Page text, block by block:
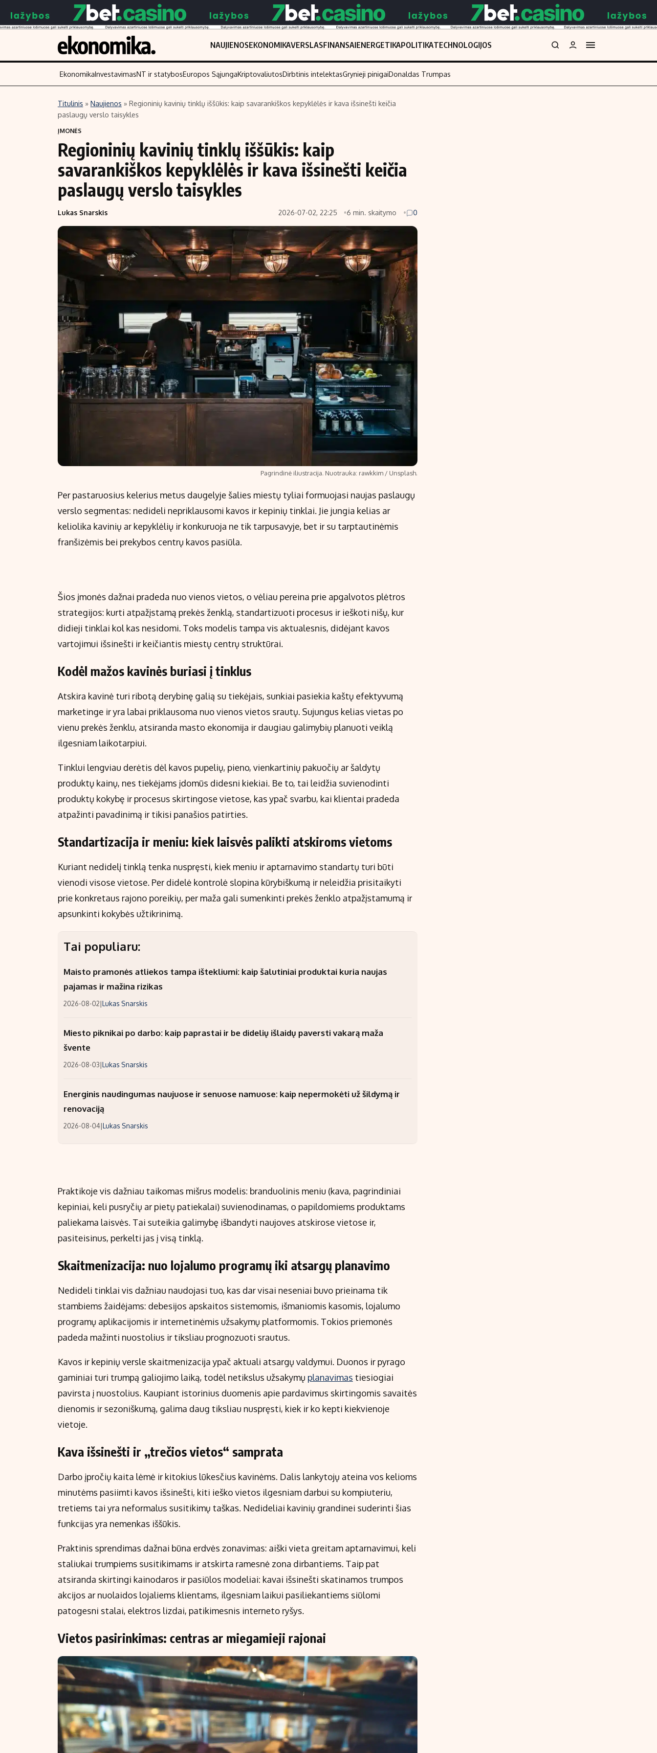
NAUJIENOSEKONOMIKAVERSLASFINANSAIENERGETIKAPOLITIKATECHNOLOGIJOS
Turinys
Naujienos
Aplinka
Verslas
Ekonomika
Politika
NT ir statybos
Įmonės
Žemės ūkis
Technologijos
Laisvalaikis
Akcijų rinka
Saulės elektrinės
Migracija
Indėlių skaičiuoklė
EkonomikaInvestavimasNT ir statybosEuropos SąjungaKriptovaliutosDirbtinis intelektasGrynieji pinigaiDonaldas Trumpas
Titulinis » Naujienos » Regioninių kavinių tinklų iššūkis: kaip savarankiškos kepyklėlės ir kava išsinešti keičia
paslaugų verslo taisykles
ĮMONĖS
Regioninių kavinių tinklų iššūkis: kaip
savarankiškos kepyklėlės ir kava išsinešti keičia
paslaugų verslo taisykles
Lukas Snarskis 2026-07-02, 22:25 6 min. skaitymo 0
Pagrindinė iliustracija. Nuotrauka: rawkkim / Unsplash.
Per pastaruosius kelerius metus daugelyje šalies miestų tyliai formuojasi naujas paslaugų
verslo segmentas: nedideli nepriklausomi kavos ir kepinių tinklai. Jie jungia kelias ar
keliolika kavinių ar kepyklėlių ir konkuruoja ne tik tarpusavyje, bet ir su tarptautinėmis
franšizėmis bei prekybos centrų kavos pasiūla.
Šios įmonės dažnai pradeda nuo vienos vietos, o vėliau pereina prie apgalvotos plėtros
strategijos: kurti atpažįstamą prekės ženklą, standartizuoti procesus ir ieškoti nišų, kur
didieji tinklai kol kas nesidomi. Toks modelis tampa vis aktualesnis, didėjant kavos
vartojimui išsinešti ir keičiantis miestų centrų struktūrai.
Kodėl mažos kavinės buriasi į tinklus
Atskira kavinė turi ribotą derybinę galią su tiekėjais, sunkiai pasiekia kaštų efektyvumą
marketinge ir yra labai priklausoma nuo vienos vietos srautų. Sujungus kelias vietas po
vienu prekės ženklu, atsiranda masto ekonomija ir daugiau galimybių planuoti veiklą
ilgesniam laikotarpiui.
Tinklui lengviau derėtis dėl kavos pupelių, pieno, vienkartinių pakuočių ar šaldytų
produktų kainų, nes tiekėjams įdomūs didesni kiekiai. Be to, tai leidžia suvienodinti
produktų kokybę ir procesus skirtingose vietose, kas ypač svarbu, kai klientai pradeda
atpažinti pavadinimą ir tikisi panašios patirties.
Standartizacija ir meniu: kiek laisvės palikti atskiroms vietoms
Kuriant nedidelį tinklą tenka nuspręsti, kiek meniu ir aptarnavimo standartų turi būti
vienodi visose vietose. Per didelė kontrolė slopina kūrybiškumą ir neleidžia prisitaikyti
prie konkretaus rajono poreikių, per maža gali sumenkinti prekės ženklo atpažįstamumą ir
apsunkinti kokybės užtikrinimą.
Tai populiaru:
Maisto pramonės atliekos tampa ištekliumi: kaip šalutiniai produktai kuria naujas
pajamas ir mažina rizikas
2026-08-02|Lukas Snarskis
Miesto piknikai po darbo: kaip paprastai ir be didelių išlaidų paversti vakarą maža
švente
2026-08-03|Lukas Snarskis
Energinis naudingumas naujuose ir senuose namuose: kaip nepermokėti už šildymą ir
renovaciją
2026-08-04|Lukas Snarskis
Praktikoje vis dažniau taikomas mišrus modelis: branduolinis meniu (kava, pagrindiniai
kepiniai, keli pusryčių ar pietų patiekalai) suvienodinamas, o papildomiems produktams
paliekama laisvės. Tai suteikia galimybę išbandyti naujoves atskirose vietose ir,
pasiteisinus, perkelti jas į visą tinklą.
Skaitmenizacija: nuo lojalumo programų iki atsargų planavimo
Nedideli tinklai vis dažniau naudojasi tuo, kas dar visai neseniai buvo prieinama tik
stambiems žaidėjams: debesijos apskaitos sistemomis, išmaniomis kasomis, lojalumo
programų aplikacijomis ir internetinėmis užsakymų platformomis. Tokios priemonės
padeda mažinti nuostolius ir tiksliau prognozuoti srautus.
Kavos ir kepinių versle skaitmenizacija ypač aktuali atsargų valdymui. Duonos ir pyrago
gaminiai turi trumpą galiojimo laiką, todėl netikslus užsakymų planavimas tiesiogiai
pavirsta į nuostolius. Kaupiant istorinius duomenis apie pardavimus skirtingomis savaitės
dienomis ir sezoniškumą, galima daug tiksliau nuspręsti, kiek ir ko kepti kiekvienoje
vietoje.
Kava išsinešti ir „trečios vietos“ samprata
Darbo įpročių kaita lėmė ir kitokius lūkesčius kavinėms. Dalis lankytojų ateina vos kelioms
minutėms pasiimti kavos išsinešti, kiti ieško vietos ilgesniam darbui su kompiuteriu,
tretiems tai yra neformalus susitikimų taškas. Nedideliai kavinių grandinei suderinti šias
funkcijas yra nemenkas iššūkis.
Praktinis sprendimas dažnai būna erdvės zonavimas: aiški vieta greitam aptarnavimui, keli
staliukai trumpiems susitikimams ir atskirta ramesnė zona dirbantiems. Taip pat
atsiranda skirtingi kainodaros ir pasiūlos modeliai: kavai išsinešti skatinamos trumpos
akcijos ar nuolaidos lojaliems klientams, ilgesniam laikui pasiliekantiems siūlomi
patogesni stalai, elektros lizdai, patikimesnis interneto ryšys.
Vietos pasirinkimas: centras ar miegamieji rajonai